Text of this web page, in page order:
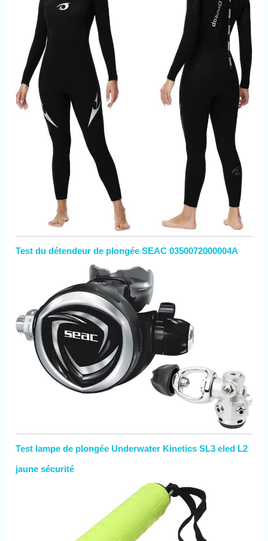
Test du détendeur de plongée SEAC 0350072000004A
Test lampe de plongée Underwater Kinetics SL3 eled L2
jaune sécurité